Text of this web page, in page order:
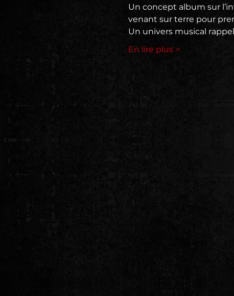
Un concept album sur
venant sur terre pour
Un univers musical
En lire plus >